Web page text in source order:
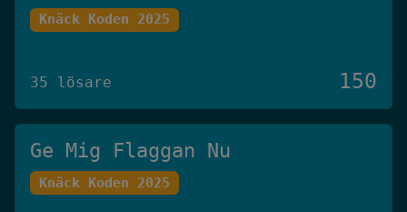
Knäck Koden 2025
35 lösare 150
Ge Mig Flaggan Nu
Knäck Koden 2025